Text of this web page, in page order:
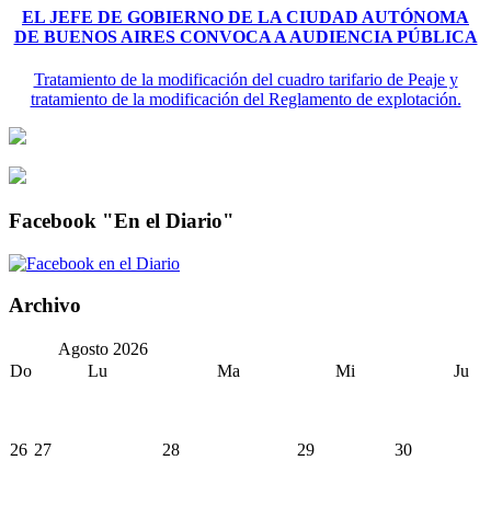
EL JEFE DE GOBIERNO DE LA CIUDAD AUTÓNOMA
DE BUENOS AIRES CONVOCA A AUDIENCIA PÚBLICA
Tratamiento de la modificación del cuadro tarifario de Peaje y
tratamiento de la modificación del Reglamento de explotación.
Facebook "En el Diario"
Archivo
Agosto 2026
Do
Lu Ma Mi Ju
26 27 28 29 30